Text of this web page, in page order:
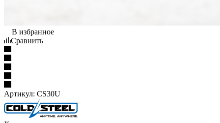
В избранное
Сравнить
Артикул: CS30U